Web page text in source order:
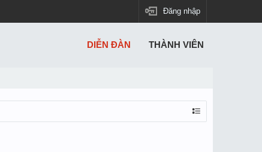
Đăng nhập
DIỄN ĐÀN THÀNH VIÊN